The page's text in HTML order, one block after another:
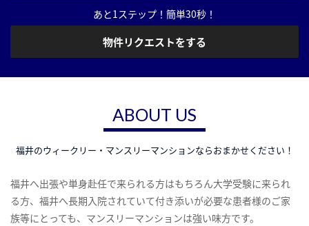
あと1ステップ！簡単30秒！
物件リクエストをする
ABOUT US
福井のウィークリー・マンスリーマンションならおまかせください！
福井へ出張や単身赴任で来られる方はもちろん大学受験に来られ
る方、福井へ長期入院されていて付き添いが必要な患者様のご家
族等にとっても、マンスリーマンションは強い味方です。